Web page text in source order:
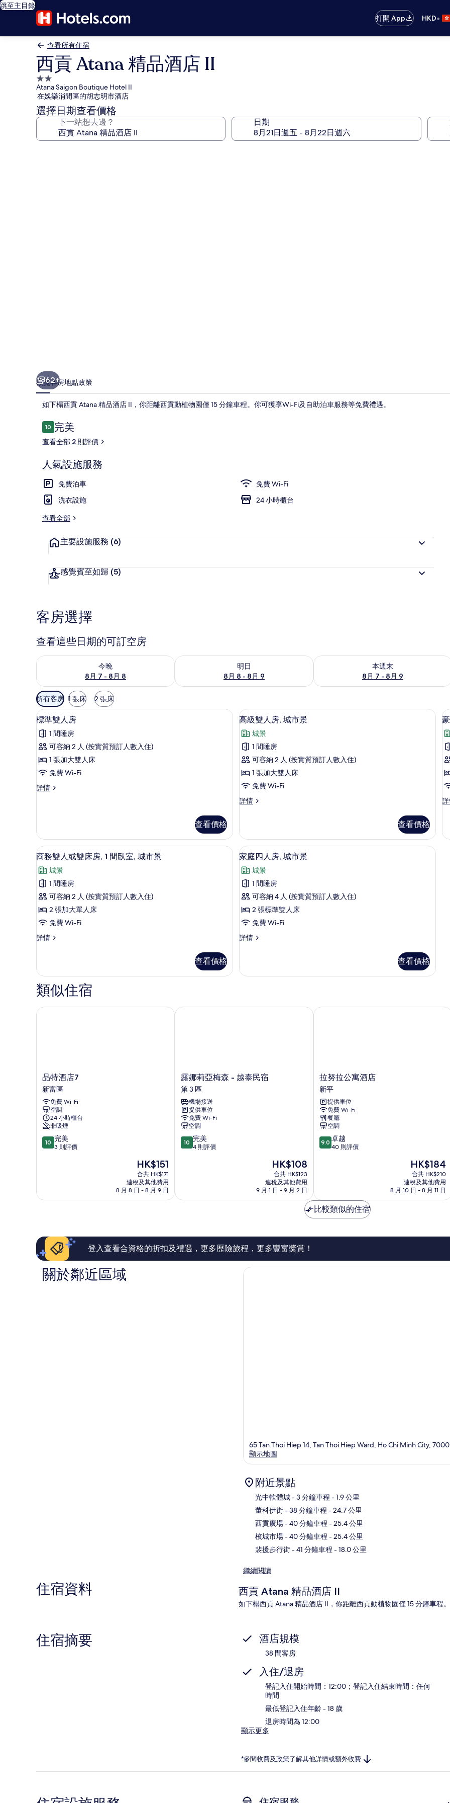
跳至主目錄
打開 App
HKD•
查看所有住宿
西貢 Atana 精品酒店 II
2.0
星
級
住
宿
Atana Saigon Boutique Hotel II
在娛樂消閒區的胡志明市酒店
選擇日期查看價格
下一站想去邊？ 日期
62+
概覽客房地點政策
如下榻西貢 Atana 精品酒店 II，你距離西貢動植物園僅 15 分鐘車程。你可獲享Wi-Fi及自助泊車服務等免費禮遇。
評
價
1010 分，滿分 10 分，
完美
查看全部 2 則評價
人氣設施服務
免費泊車
免費 Wi-Fi
洗衣設施
24 小時櫃台
查看全部
主要設施服務 (6)
感覺賓至如歸 (5)
客房選擇
查看這些日期的可訂空房
今晚
8月 7 - 8月 8
查看今晚 8月 7 - 8月 8的可訂空房
明日
8月 8 - 8月 9
查看明日 8月 8 - 8月 9的可訂空房
本週末
8月 7 - 8月 9
查看本週末 8月 7 - 8月 9的可訂空房
可
用
嘅
客
房
篩
選
條
件
所有客房 1 張床 2 張床
載
入
所
有
標
雙
的
相
片
23
標準雙人房
1 間睡房
可容納 2 人 (按實質預訂人數入住)
1 張加大雙人床
免費 Wi-Fi
詳情
標
詳
情
查看價格
載
入
所
有
高
級
人
城
市
景
的
相
片
11
高級雙人房, 城市景
城景
1 間睡房
可容納 2 人 (按實質預訂人數入住)
1 張加大雙人床
免費 Wi-Fi
詳情
高
房,
城
市
景
詳
情
查看價格
入
豪
城
豪
房,
載
入
所
有
商
務
人
雙
床
房,
1
市
景
的
相
片
商務雙人或雙床房, 1 間臥室, 城市景 | 免費 Wi-Fi
16
商務雙人或雙床房, 1 間臥室, 城市景
城景
1 間睡房
可容納 2 人 (按實質預訂人數入住)
2 張加大單人床
免費 Wi-Fi
詳情
商
或
雙
床
房,
1
情
查看價格
載
入
所
有
家
庭
人
城
的
9
家庭四人房, 城市景
城景
1 間睡房
可容納 4 人 (按實質預訂人數入住)
2 張標準雙人床
免費 Wi-Fi
詳情
家
房,
詳
查看價格
類似住宿
品
特
酒
店
7
新
富
區
品特酒店7
新富區
免費 Wi-Fi
空調
24 小時櫃台
非吸煙
10.0
分
完
評
篇
價
10 完美
3 則評價
現
售
HK$151
HK$151
合共 HK$171
連稅及其他費用
8 月 8 日 - 8 月 9 日
品特酒店7
露
娜
莉
亞
梅
森
-
越
泰
露娜莉亞梅森 - 越泰民宿
第 3 區
機場接送
提供車位
免費 Wi-Fi
空調
10.0
分
完
評
價
10 完美
4 則評價
現
售
HK$108
HK$108
合共 HK$123
連稅及其他費用
9 月 1 日 - 9 月 2 日
露娜莉亞梅森 - 越泰民宿
拉
努
拉
公
寓
酒
店
新
平
拉努拉公寓酒店
新平
提供車位
免費 Wi-Fi
餐廳
空調
9.0
分
卓
越，
40
評
評
9.0 卓越
40 則評價
現
售
HK$184
HK$184
合共 HK$210
連稅及其他費用
8 月 10 日 - 8 月 11 日
拉努拉公寓酒店
比較類似的住宿
登入查看合資格的折扣及禮遇，更多歷險旅程，更多豐富獎賞！
關於鄰近區域
65 Tan Thoi Hiep 14, Tan Thoi Hiep Ward, Ho Chi Minh City,
顯示地圖
附近景點
光中軟體城- 3 分鐘車程 - 1.9 公里
董科伊街- 38 分鐘車程 - 24.7 公里
西貢廣場- 40 分鐘車程 - 25.4 公里
檳城市場- 40 分鐘車程 - 25.4 公里
裴援步行街- 41 分鐘車程 - 18.0 公里
繼續閱讀
住宿資料 西貢 Atana 精品酒店 II
如下榻西貢 Atana 精品酒店 II，你距離西貢動植物園僅 15 分鐘車程
住宿摘要 酒店規模
38 間客房
入住/退房
登記入住開始時間：12:00；登記入住結束時間：任何
時間
最低登記入住年齡 - 18 歲
退房時間為 12:00
顯示更多
*參閱收費及政策了解其他詳情或額外收費